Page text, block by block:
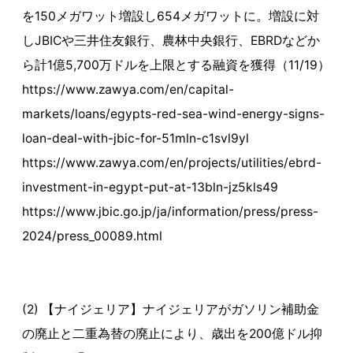
を150メガワット増設し654メガワットに。増設に対
しJBICや三井住友銀行、農林中央銀行、EBRDなどか
ら計1億5,700万ドルを上限とする融資を獲得（11/19）
https://www.zawya.com/en/capital-
markets/loans/egypts-red-sea-wind-energy-signs-
loan-deal-with-jbic-for-51mln-c1svl9yl
https://www.zawya.com/en/projects/utilities/ebrd-
investment-in-egypt-put-at-13bln-jz5kls49
https://www.jbic.go.jp/ja/information/press/press-
2024/press_00089.html
(2) 【ナイジェリア】ナイジェリアがガソリン補助金
の廃止と二重為替の廃止により、歳出を200億ドル抑